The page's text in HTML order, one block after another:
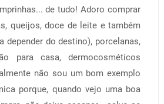
de tudo! Adoro comprar
queijos, doce de leite e também
depender do destino), porcelanas,
para casa, dermocosméticos
não sou um bom exemplo
porque, quando vejo uma boa